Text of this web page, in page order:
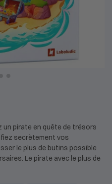
un pirate en quête de trésors
secrètement vos
le plus de butins possible
Le pirate avec le plus de